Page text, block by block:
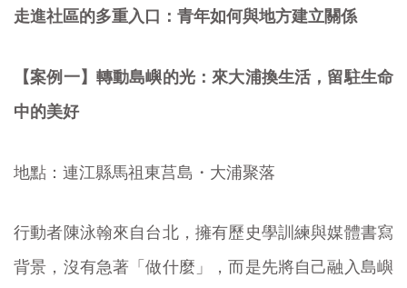
走進社區的多重入口：青年如何與地方建立關係
【案例一】轉動島嶼的光：來大浦換生活，留駐生命
中的美好
地點：連江縣馬祖東莒島・大浦聚落
行動者陳泳翰來自台北，擁有歷史學訓練與媒體書寫
背景，沒有急著「做什麼」，而是先將自己融入島嶼